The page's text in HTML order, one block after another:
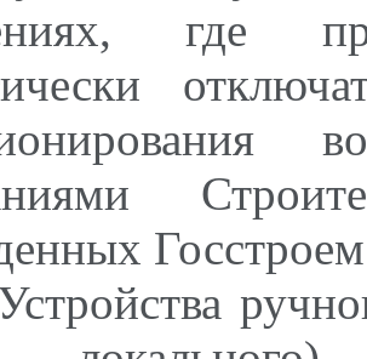
где